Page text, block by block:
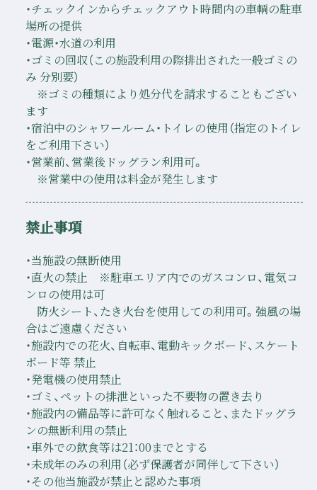
・チェックインからチェックアウト時間内の車輌の駐車
場所の提供
・電源・水道の利用
・ゴミの回収（この施設利用の際排出された一般ゴミの
み 分別要）
※ゴミの種類により処分代を請求することもござい
ます
・宿泊中のシャワールーム・トイレの使用（指定のトイレ
をご利用下さい）
・営業前、営業後ドッグラン利用可。
※営業中の使用は料金が発生します
禁止事項
・当施設の無断使用
・直火の禁止 ※駐車エリア内でのガスコンロ、電気コ
ンロの使用は可
防火シート、たき火台を使用しての利用可。強風の場
合はご遠慮ください
・施設内での花火、自転車、電動キックボード、スケート
ボード等 禁止
・発電機の使用禁止
・ゴミ、ペットの排泄といった不要物の置き去り
・施設内の備品等に許可なく触れること、またドッグラ
ンの無断利用の禁止
・車外での飲食等は21：00までとする
・未成年のみの利用（必ず保護者が同伴して下さい）
・その他当施設が禁止と認めた事項